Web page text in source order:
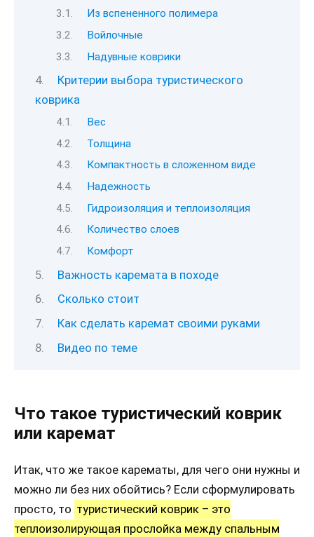
Из вспененного полимера
Войлочные
Надувные коврики
Критерии выбора туристического
коврика
Вес
Толщина
Компактность в сложенном виде
Надежность
Гидроизоляция и теплоизоляция
Количество слоев
Комфорт
Важность каремата в походе
Сколько стоит
Как сделать каремат своими руками
Видео по теме
Что такое туристический коврик
или каремат
Итак, что же такое карематы, для чего они нужны и
можно ли без них обойтись? Если сформулировать
просто, то туристический коврик – это
теплоизолирующая прослойка между спальным